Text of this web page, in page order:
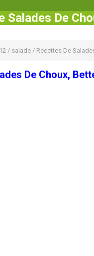
Salades De
/ salade / Recettes De Salades
De Choux,